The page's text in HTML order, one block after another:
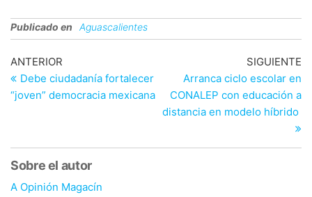
Publicado en Aguascalientes
Navegación
de
entradas
Entrada
anterior
ANTERIOR
Debe ciudadanía fortalecer
“joven” democracia mexicana
SIGUIENTE
Arranca ciclo escolar en
CONALEP con educación a
distancia en modelo híbrido
Sobre el autor
A Opinión Magacín